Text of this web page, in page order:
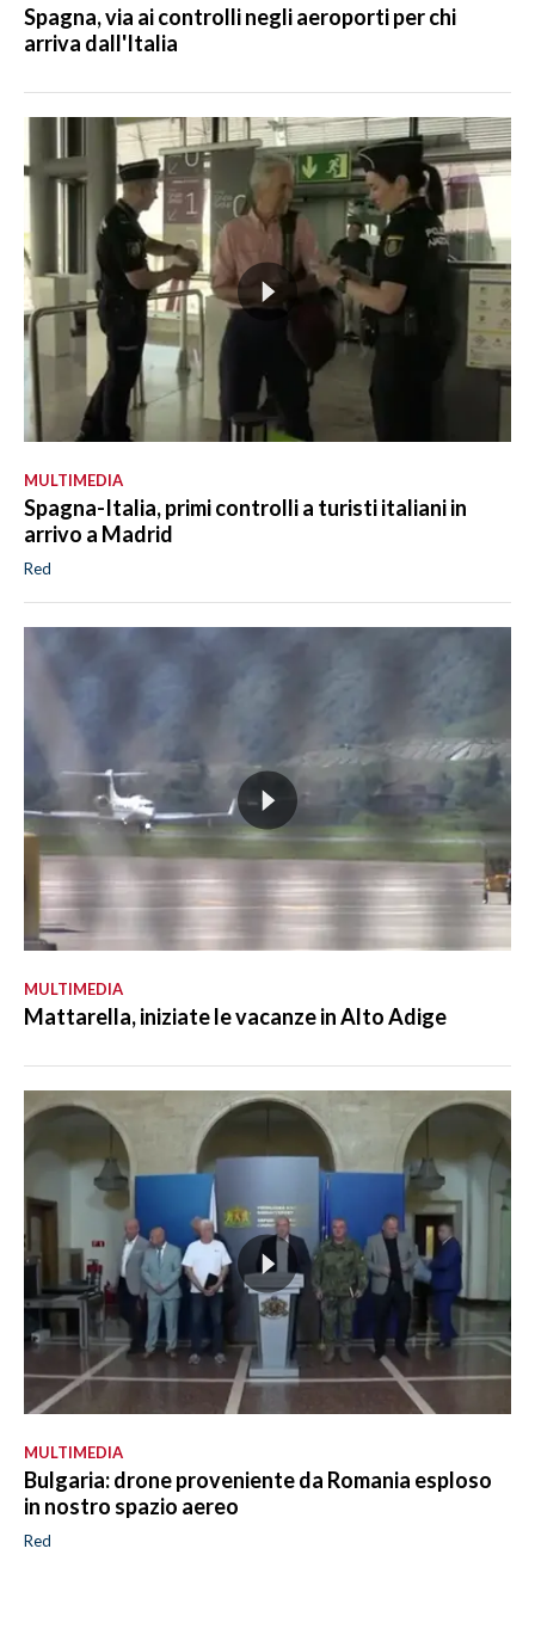
Spagna, via ai controlli negli aeroporti per chi
arriva dall'Italia
MULTIMEDIA
Spagna-Italia, primi controlli a turisti italiani in
arrivo a Madrid
Red
MULTIMEDIA
Mattarella, iniziate le vacanze in Alto Adige
MULTIMEDIA
Bulgaria: drone proveniente da Romania esploso
in nostro spazio aereo
Red